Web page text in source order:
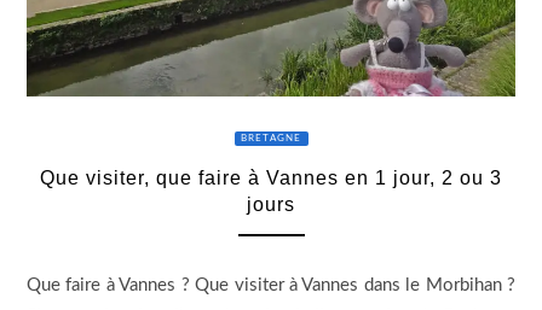
BRETAGNE
Que visiter, que faire à Vannes en 1 jour, 2 ou 3
jours
Que faire à Vannes ? Que visiter à Vannes dans le Morbihan ?